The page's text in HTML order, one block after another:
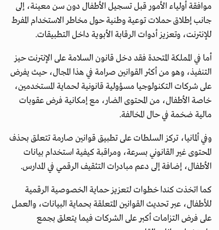
موافقة أولياء الأمور قبل تسجيل الأطفال دون سن معينة، إلى
جانب إطلاق حملات توعية وطنية حول مخاطر الاستخدام المفرط
للإنترنت، وتعزيز أدوات الرقابة الأبوية داخل التطبيقات.
أما في المملكة المتحدة فقد دخل قانون السلامة على الإنترنت حيز
التنفيذ، وهو من أكثر القوانين صرامة في هذا المجال، حيث يفرض
على شركات التكنولوجيا مسؤولية قانونية لحماية المستخدمين،
خاصة الأطفال، من المحتوى الضار، مع إمكانية فرض عقوبات
مالية ضخمة في حال المخالفة.
وفي ألمانيا، تركز السلطات على تطبيق قوانين صارمة تتعلق بحذف
المحتوى غير القانوني بسرعة، ومراقبة كيفية استخدام بيانات
الأطفال، إضافة إلى دعم مبادرات التثقيف الرقمي في المدارس.
كما اتخذت كندا خطوات لتعزيز حماية الخصوصية الرقمية
للأطفال، عبر تحديث القوانين المتعلقة بحماية البيانات، والعمل
على فرض التزامات أكبر على الشركات فيما يتعلق بجمع